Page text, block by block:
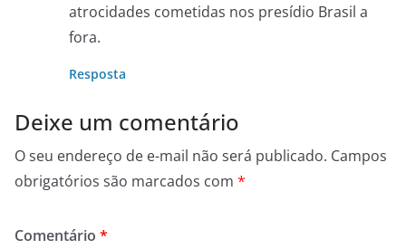
atrocidades cometidas nos presídio Brasil a
fora.
Resposta
Deixe um comentário
O seu endereço de e-mail não será publicado. Campos
obrigatórios são marcados com *
Comentário *